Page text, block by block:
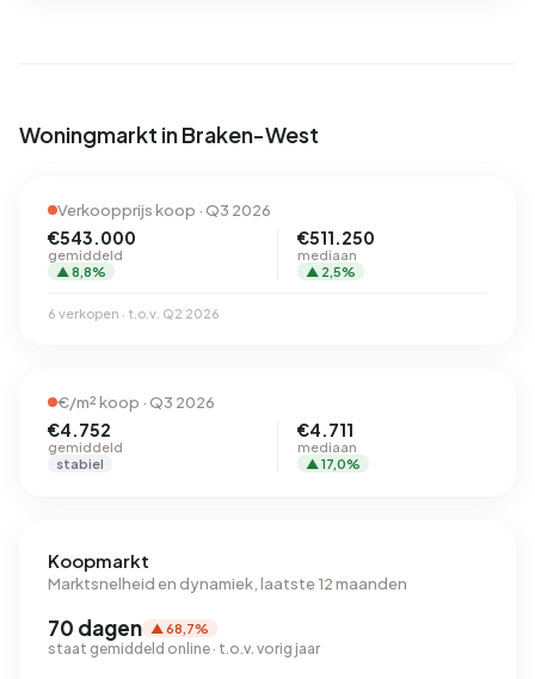
Woningmarkt in Braken-West
Verkoopprijs koop · Q3 2026
€543.000
gemiddeld
▲ 8,8%
€511.250
mediaan
▲ 2,5%
6 verkopen · t.o.v. Q2 2026
€/m² koop · Q3 2026
€4.752
gemiddeld
stabiel
€4.711
mediaan
▲ 17,0%
Koopmarkt
Marktsnelheid en dynamiek, laatste 12 maanden
70 dagen ▲ 68,7%
staat gemiddeld online · t.o.v. vorig jaar